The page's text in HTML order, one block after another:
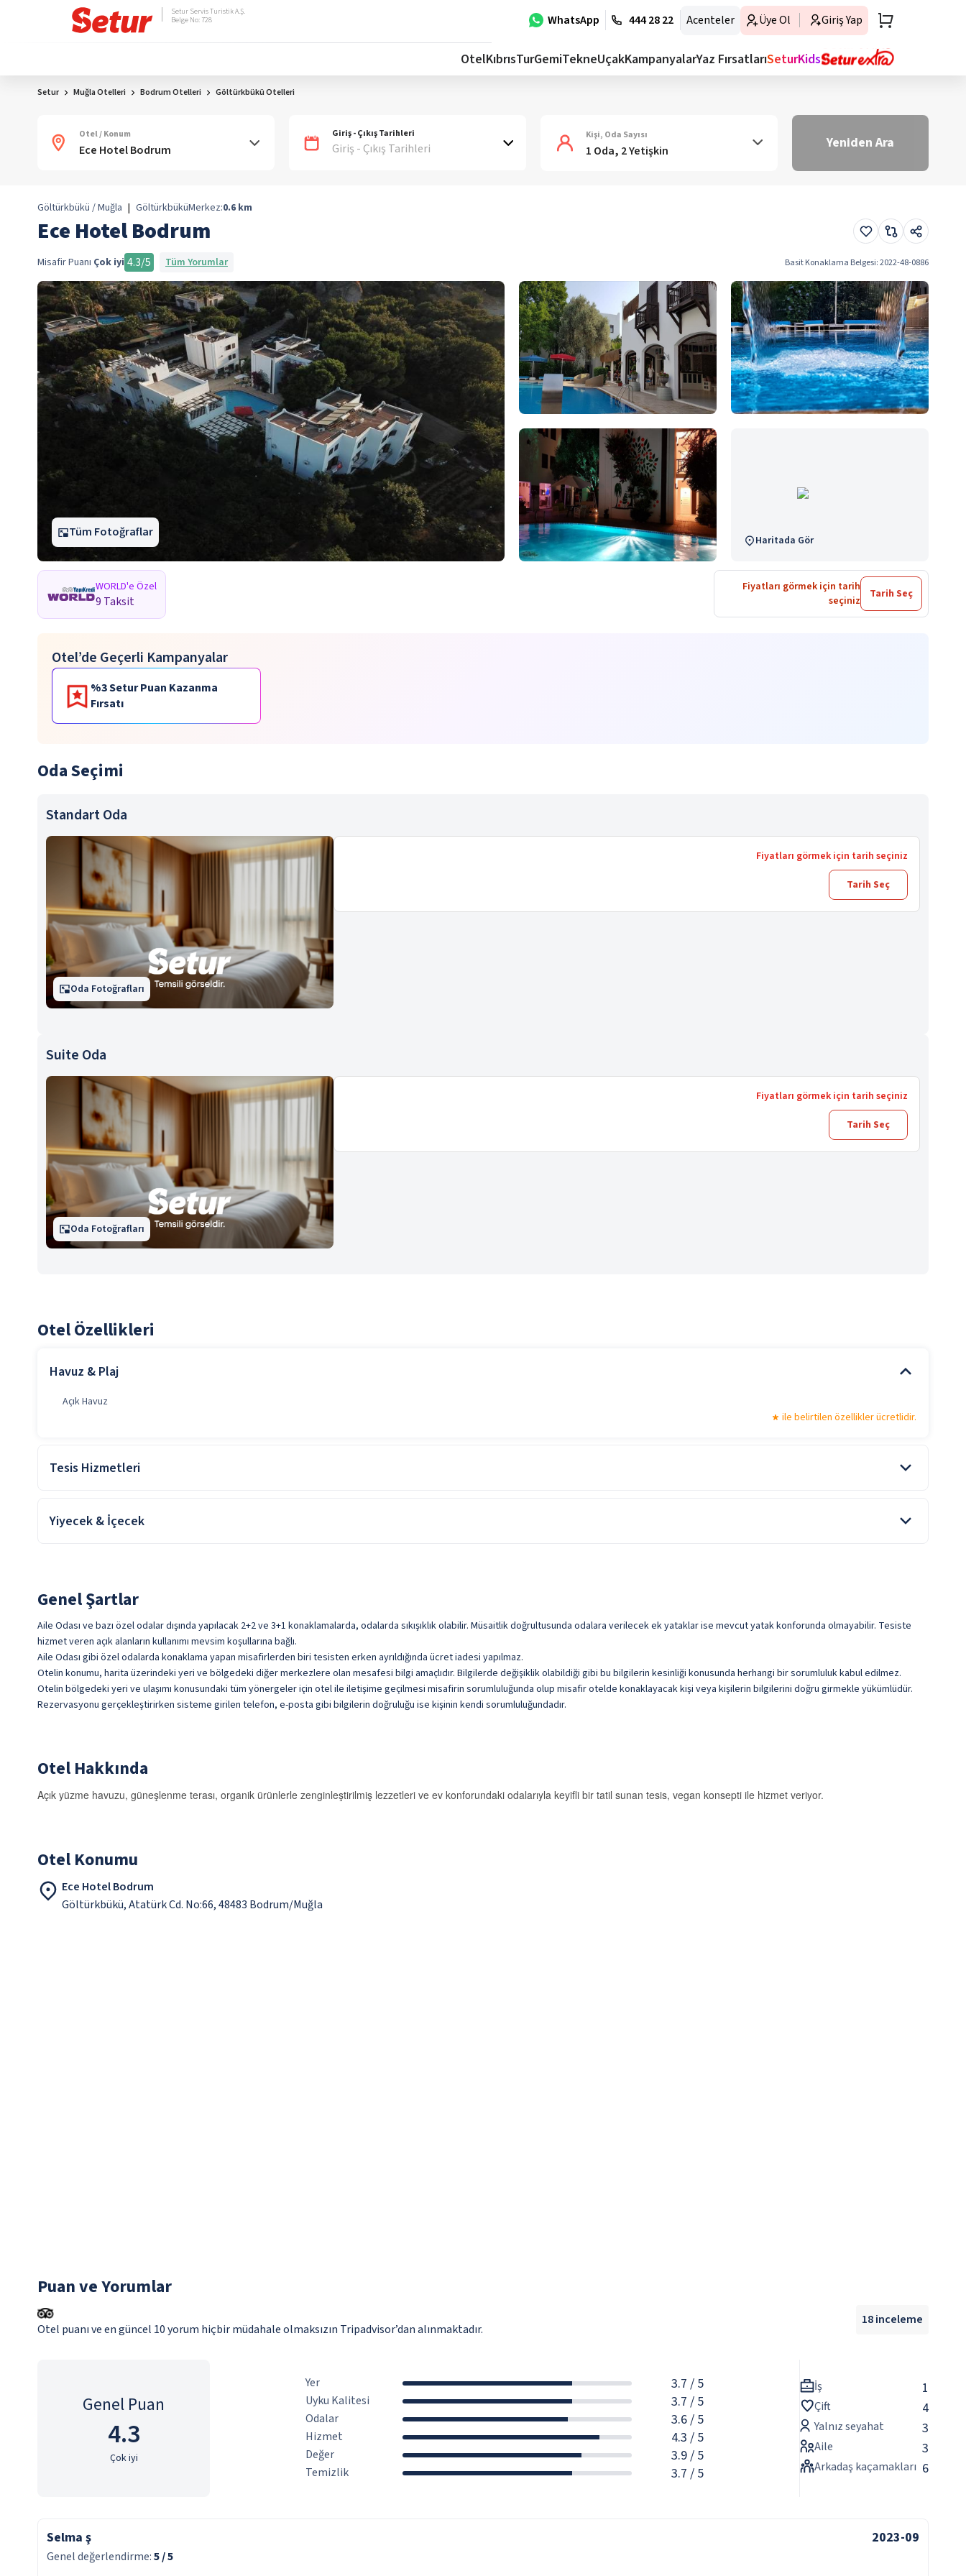
WhatsApp 444 28 22 Acenteler Üye Ol Giriş Yap
Setur Servis Turistik A.Ş.
Belge No: 728
OtelKıbrısTurGemiTekneUçakKampanyalarYaz FırsatlarıSeturKids
Setur Muğla Otelleri Bodrum Otelleri Göltürkbükü Otelleri
Otel / Konum Giriş - Çıkış Tarihleri
Giriş - Çıkış Tarihleri
Kişi, Oda Sayısı
1 Oda, 2 Yetişkin Yeniden Ara
Göltürkbükü / Muğla | GöltürkbüküMerkez:0.6 km
Ece Hotel Bodrum
Misafir Puanı Çok iyi 4.3/5 Tüm Yorumlar Basit Konaklama Belgesi:2022-48-0886
Tüm Fotoğraflar
Haritada Gör
WORLD'e Özel
9 Taksit
Fiyatları görmek için tarih
seçiniz
Tarih Seç
Otel’de Geçerli Kampanyalar
%3 Setur Puan Kazanma
Fırsatı
Oda Seçimi
Standart Oda
Oda Fotoğrafları
Fiyatları görmek için tarih seçiniz
Tarih Seç
Suite Oda
Oda Fotoğrafları
Fiyatları görmek için tarih seçiniz
Tarih Seç
Otel Özellikleri
Havuz & Plaj
Açık Havuz
ile belirtilen özellikler ücretlidir.
Tesis Hizmetleri
Transfer Servisi
Yiyecek & İçecek
Genel Şartlar
Aile Odası ve bazı özel odalar dışında yapılacak 2+2 ve 3+1 konaklamalarda, odalarda sıkışıklık olabilir. Müsaitlik doğrultusunda odalara verilecek ek yataklar ise mevcut yatak konforunda olmayabilir. Tesiste
hizmet veren açık alanların kullanımı mevsim koşullarına bağlı.
Aile Odası gibi özel odalarda konaklama yapan misafirlerden biri tesisten erken ayrıldığında ücret iadesi yapılmaz.
Otelin konumu, harita üzerindeki yeri ve bölgedeki diğer merkezlere olan mesafesi bilgi amaçlıdır. Bilgilerde değişiklik olabildiği gibi bu bilgilerin kesinliği konusunda herhangi bir sorumluluk kabul edilmez.
Otelin bölgedeki yeri ve ulaşımı konusundaki tüm yönergeler için otel ile iletişime geçilmesi misafirin sorumluluğunda olup misafir otelde konaklayacak kişi veya kişilerin bilgilerini doğru girmekle yükümlüdür.
Rezervasyonu gerçekleştirirken sisteme girilen telefon, e-posta gibi bilgilerin doğruluğu ise kişinin kendi sorumluluğundadır.
Otel Hakkında
Açık yüzme havuzu, güneşlenme terası, organik ürünlerle zenginleştirilmiş lezzetleri ve ev konforundaki odalarıyla keyifli bir tatil sunan tesis, vegan konsepti ile hizmet veriyor.
Otel Konumu
Ece Hotel Bodrum
Göltürkbükü, Atatürk Cd. No:66, 48483 Bodrum/Muğla
Puan ve Yorumlar
Otel puanı ve en güncel 10 yorum hiçbir müdahale olmaksızın Tripadvisor’dan alınmaktadır.
18inceleme
Genel Puan
4.3
Çok iyi
Yer 3.7 / 5
Uyku Kalitesi 3.7 / 5
Odalar 3.6/ 5
Hizmet 4.3 / 5
Değer 3.9/ 5
Temizlik 3.7 / 5
İş 1
Çift 4
Yalnız seyahat 3
Aile 3
Arkadaş kaçamakları 6
Selma ş 2023-09
Genel değerlendirme:5/ 5